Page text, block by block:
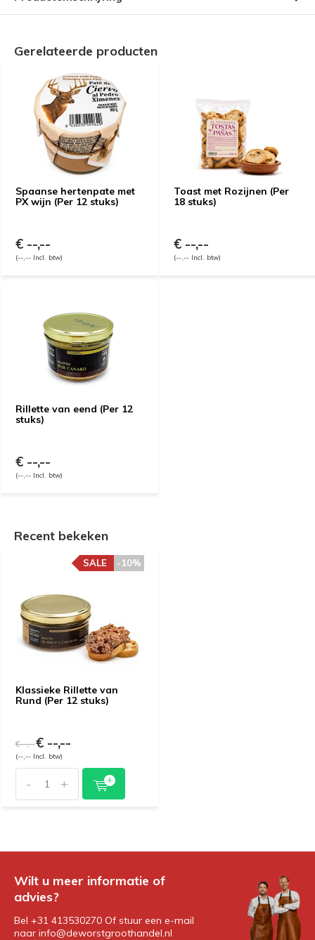
Gerelateerde producten
Spaanse hertenpate met
PX wijn (Per 12 stuks)
€ --,--
(--,-- Incl. btw)
Toast met Rozijnen (Per
18 stuks)
€ --,--
(--,-- Incl. btw)
Rillette van eend (Per 12
stuks)
€ --,--
(--,-- Incl. btw)
Recent bekeken
Klassieke Rillette van
Rund (Per 12 stuks)
-10%
SALE
€--,--€ --,--
(--,-- Incl. btw)
- +
Wilt u meer informatie of
advies?
Bel +31 413530270 Of stuur een e-mail
naar info@deworstgroothandel.nl